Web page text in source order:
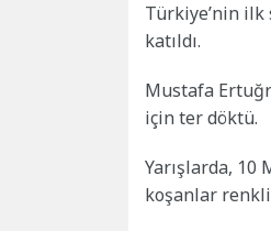
Türkiye’nin ilk
katıldı.
Mustafa
için ter döktü.
Yarışlarda, 10
koşanlar